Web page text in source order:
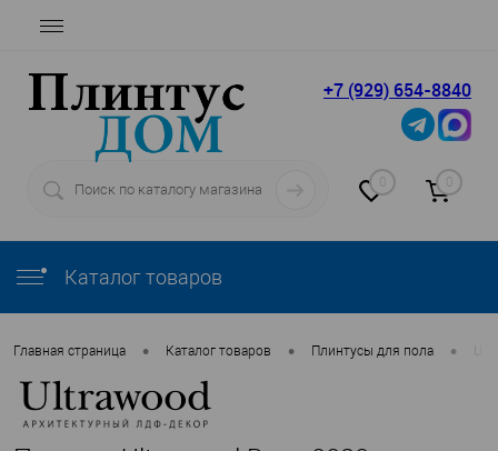
+7 (929) 654-8840
0 0
Каталог товаров
Главная страница • Каталог товаров • Плинтусы для пола •